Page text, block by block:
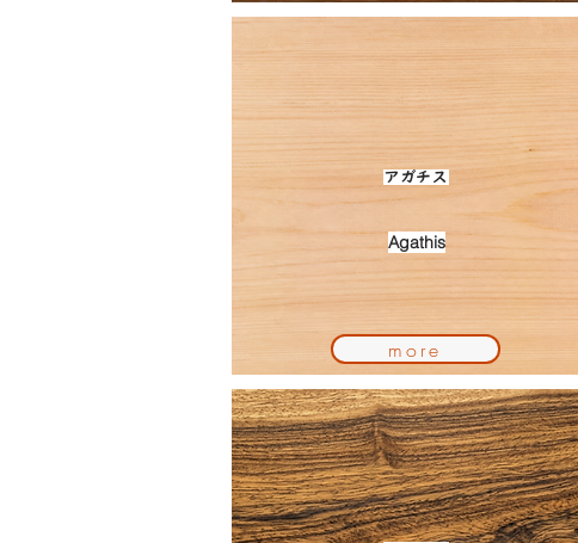
アガチス
Agathis
more